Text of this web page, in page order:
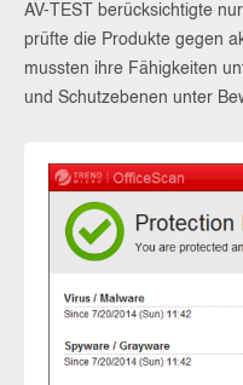
AV-TEST berücksichtigte
prüfte die Produkte gegen
mussten ihre Fähigkeiten
und Schutzebenen unter